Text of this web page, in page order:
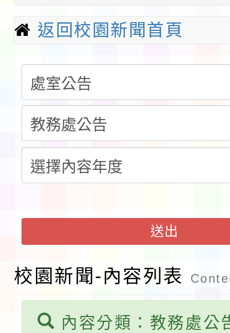
展演活動實施計畫」
請一案
教育部校安中心白海豚
報
淨零綠領人才培育課程
檢送桃園市115學年度
及師生本土語及新住民
實施要點各1份
115年食農教育專業人
程
函轉國家通訊傳播委員
鎮韌性（防空）演習－
「115年金融知識線上
第3次招考代課鐘點教
檢送「桃園市115學年
程安排一案
「桃園市補助參觀特色
展演活動實施計畫」
返回校園新聞首頁
送出
校園新聞-內容列表
內容分類：教務處公